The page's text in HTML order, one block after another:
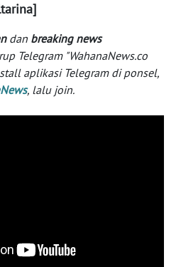
dan breaking news
Telegram "WahanaNews.co
aplikasi Telegram di ponsel,
, lalu join.